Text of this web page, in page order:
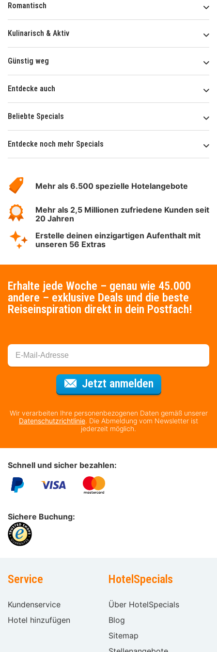
Romantisch
Kulinarisch & Aktiv
Günstig weg
Entdecke auch
Beliebte Specials
Entdecke noch mehr Specials
Hotelspecials
Mehr als 6.500 spezielle Hotelangebote
Mehr als 2,5 Millionen zufriedene Kunden seit
20 Jahren
Erstelle deinen einzigartigen Aufenthalt mit
unseren 56 Extras
Erhalte jede Woche – genau wie 45.000
andere – exklusive Deals und die beste
Reiseinspiration direkt in dein Postfach!
Jetzt anmeldenFür den
Wir verarbeiten Ihre personenbezogenen Daten gemäß unserer
Datenschutzrichtlinie. Die Abmeldung vom Newsletter ist
jederzeit möglich.
Schnell und sicher bezahlen:
Sichere Buchung:
Service
Kundenservice
Hotel hinzufügen
HotelSpecials
Über HotelSpecials
Blog
Sitemap